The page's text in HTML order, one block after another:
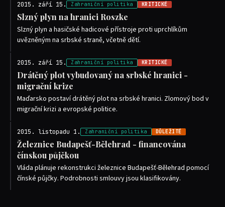
2015. září 15. Zahraniční politika KRITICKÉ
Slzný plyn na hranici Roszke
Slzný plyn a hasičské hadicové přístroje proti uprchlíkům
uvězněným na srbské straně, včetně dětí.
2015. září 15. Zahraniční politika KRITICKÉ
Drátěný plot vybudovaný na srbské hranici -
migrační krize
Maďarsko postaví drátěný plot na srbské hranici. Zlomový bod v
migrační krizi a evropské politice.
2015. listopadu 1. Zahraniční politika DŮLEŽITÉ
Železnice Budapešť-Bělehrad - financována
čínskou půjčkou
Vláda plánuje rekonstrukci železnice Budapešť-Bělehrad pomocí
čínské půjčky. Podrobnosti smlouvy jsou klasifikovány.